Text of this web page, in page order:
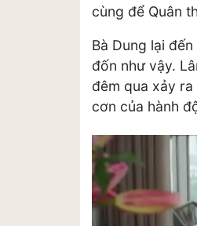
cùng để Quân
Bà Dung lại
đốn như vậy.
đêm qua xảy
cơn của hành